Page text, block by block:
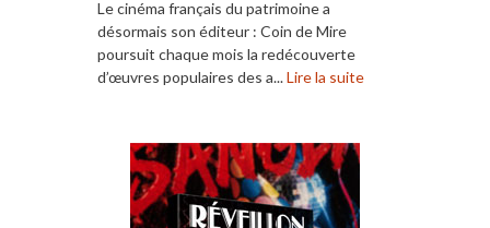
Le cinéma français du patrimoine a
désormais son éditeur : Coin de Mire
poursuit chaque mois la redécouverte
d’œuvres populaires des a...Lire la suite